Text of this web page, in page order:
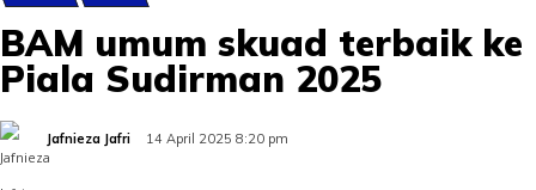
BAM umum skuad terbaik ke
Piala Sudirman 2025
Jafnieza Jafri 14 April 2025 8:20 pm